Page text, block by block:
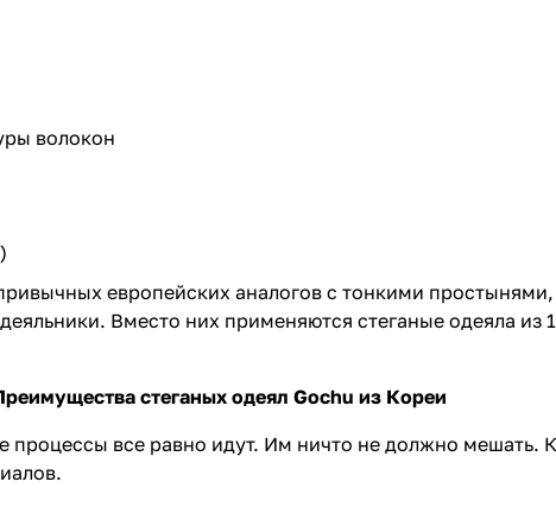
волокон
европейских аналогов с тонкими
Вместо них применяются стеганые одеяла из
стеганых одеял Gochu из Кореи
процессы все равно идут. Им ничто не должно мешать.